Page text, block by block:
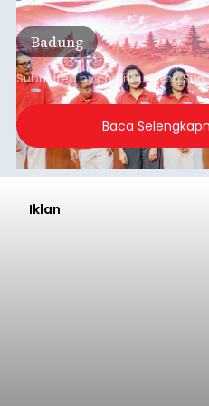
disampaikannya saat
Pejuang Dialisis yang digelar
Ruang Kertha Gosana,
(9/8/2026).
Badung
Submitted bycontributoron
Baca
Iklan